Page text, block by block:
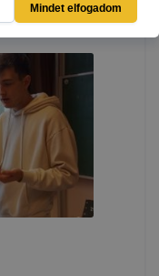
Mindet elfogadom